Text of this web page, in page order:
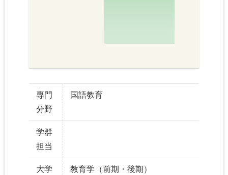
専門
分野
国語教育
学群
担当
大学
教育学（前期・後期）